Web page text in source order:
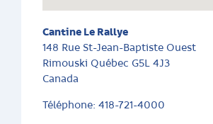
Cantine Le Rallye
148 Rue St-Jean-Baptiste Ouest
Rimouski Québec G5L 4J3
Canada
Téléphone: 418-721-4000